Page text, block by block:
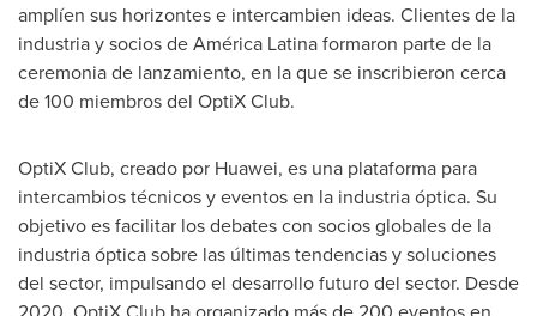
amplíen sus horizontes e intercambien ideas. Clientes de la
industria y socios de América Latina formaron parte de la
ceremonia de lanzamiento, en la que se inscribieron cerca
de 100 miembros del OptiX Club.
OptiX Club, creado por Huawei, es una plataforma para
intercambios técnicos y eventos en la industria óptica. Su
objetivo es facilitar los debates con socios globales de la
industria óptica sobre las últimas tendencias y soluciones
del sector, impulsando el desarrollo futuro del sector. Desde